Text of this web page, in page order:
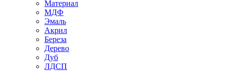
Материал
МДФ
Эмаль
Акрил
Береза
Дерево
Дуб
ЛДСП